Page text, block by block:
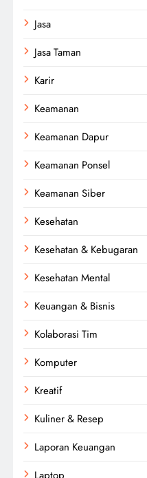
Jasa
Jasa Taman
Karir
Keamanan
Keamanan Dapur
Keamanan Ponsel
Keamanan Siber
Kesehatan
Kesehatan & Kebugaran
Kesehatan Mental
Keuangan & Bisnis
Kolaborasi Tim
Komputer
Kreatif
Kuliner & Resep
Laporan Keuangan